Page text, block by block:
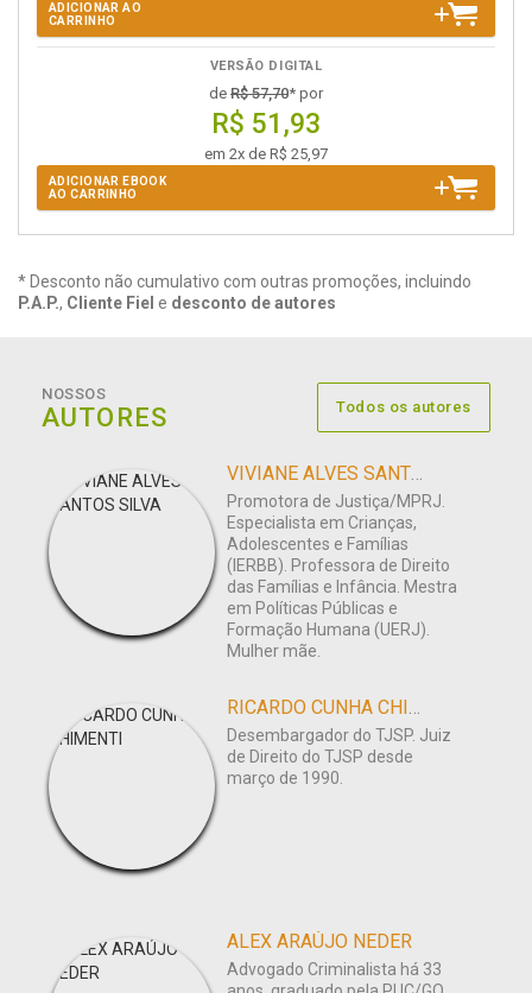
ADICIONAR AO
CARRINHO
VERSÃO DIGITAL
de R$ 57,70* por
R$ 51,93
em 2x de R$ 25,97
ADICIONAR EBOOK
AO CARRINHO
* Desconto não cumulativo com outras promoções, incluindo
P.A.P., Cliente Fiel e desconto de autores
NOSSOS
AUTORES Todos os autores
VIVIANE ALVES SANTOS SILVA
Promotora de Justiça/MPRJ.
Especialista em Crianças,
Adolescentes e Famílias
(IERBB). Professora de Direito
das Famílias e Infância. Mestra
em Políticas Públicas e
Formação Humana (UERJ).
Mulher mãe.
RICARDO CUNHA CHIMENTI
Desembargador do TJSP. Juiz
de Direito do TJSP desde
março de 1990.
ALEX ARAÚJO NEDER
Advogado Criminalista há 33